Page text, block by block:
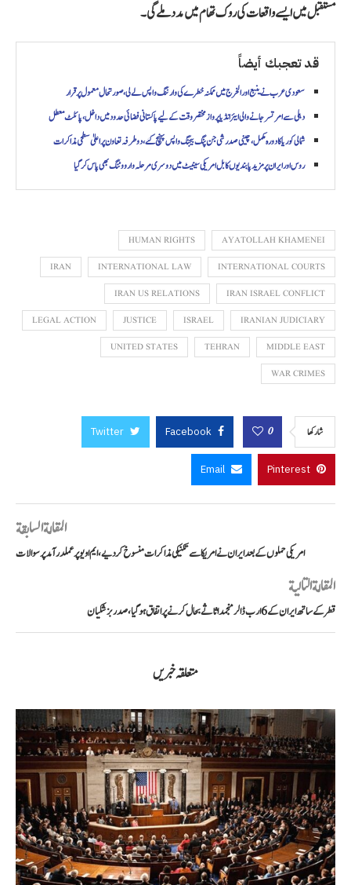
مستقبل میں ایسے واقعات کی روک تھام میں مدد ملے گی۔
قد تعجبك أيضاً
سعودی عرب نے ینبع اور الخرج میں ممکنہ خطرے کی وارننگ واپس لے لی، صورتحال معمول پر قرار
دہلی سے امرتسر جانے والی ایئر انڈیا پرواز مختصر وقت کے لیے پاکستانی فضائی حدود میں داخل، پائلٹ معطل
شمالی کوریا کا دورہ مکمل، چینی صدر شی جن پنگ بیجنگ واپس پہنچ گئے، دوطرفہ تعاون پر اعلیٰ سطحی مذاکرات
روس اور ایران پر مزید پابندیوں کا بل امریکی سینیٹ میں دوسری مرحلہ وار ووٹنگ بھی پاس کر گیا
AYATOLLAH KHAMENEI
HUMAN RIGHTS
INTERNATIONAL COURTS
INTERNATIONAL LAW
IRAN
IRAN ISRAEL CONFLICT
IRAN US RELATIONS
IRANIAN JUDICIARY
ISRAEL
JUSTICE
LEGAL ACTION
MIDDLE EAST
TEHRAN
UNITED STATES
WAR CRIMES
شاركها 0
Facebook
Twitter
Pinterest
Email
المقالة السابقة
امریکی حملوں کے بعد ایران نے امریکا سے تکنیکی مذاکرات منسوخ کر دیے، ایم او یو پر عملدرآمد پر سوالات
المقالة التالية
قطر کے ساتھ ایران کے 6 ارب ڈالر منجمد اثاثے بحال کرنے پر اتفاق ہوگیا، صدر بزشکیان
متعلقہ خبریں